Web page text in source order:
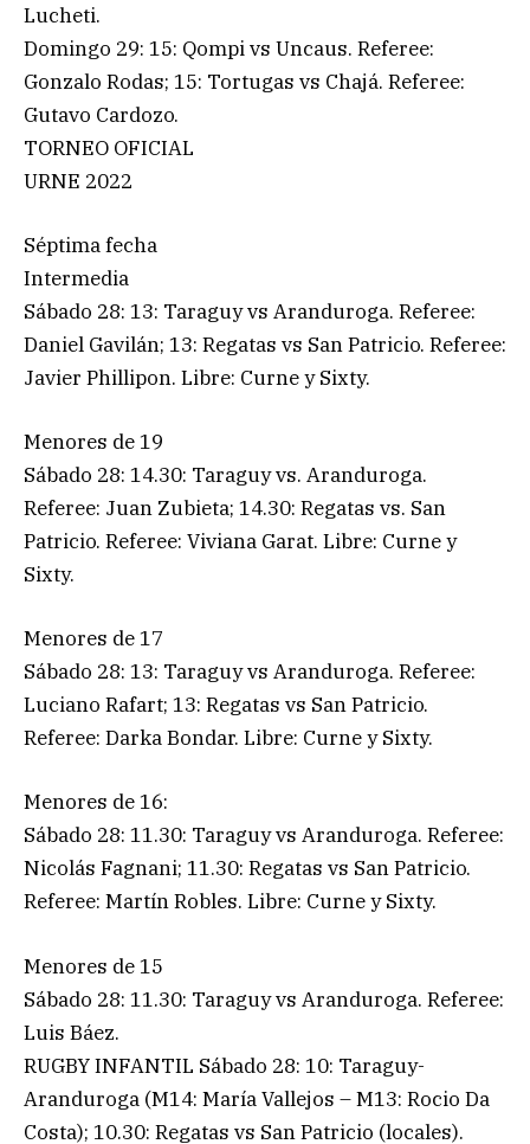
Lucheti.
Domingo 29: 15: Qompi vs Uncaus. Referee:
Gonzalo Rodas; 15: Tortugas vs Chajá. Referee:
Gutavo Cardozo.
TORNEO OFICIAL
URNE 2022
Séptima fecha
Intermedia
Sábado 28: 13: Taraguy vs Aranduroga. Referee:
Daniel Gavilán; 13: Regatas vs San Patricio. Referee:
Javier Phillipon. Libre: Curne y Sixty.
Menores de 19
Sábado 28: 14.30: Taraguy vs. Aranduroga.
Referee: Juan Zubieta; 14.30: Regatas vs. San
Patricio. Referee: Viviana Garat. Libre: Curne y
Sixty.
Menores de 17
Sábado 28: 13: Taraguy vs Aranduroga. Referee:
Luciano Rafart; 13: Regatas vs San Patricio.
Referee: Darka Bondar. Libre: Curne y Sixty.
Menores de 16:
Sábado 28: 11.30: Taraguy vs Aranduroga. Referee:
Nicolás Fagnani; 11.30: Regatas vs San Patricio.
Referee: Martín Robles. Libre: Curne y Sixty.
Menores de 15
Sábado 28: 11.30: Taraguy vs Aranduroga. Referee:
Luis Báez.
RUGBY INFANTIL Sábado 28: 10: Taraguy-
Aranduroga (M14: María Vallejos – M13: Rocio Da
Costa); 10.30: Regatas vs San Patricio (locales).